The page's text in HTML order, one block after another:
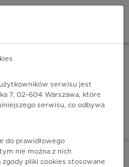
- lider
serwisu jest
7, 02-604 Warszawa, które
serwisu, co odbywa
do prawidłowego
nie można z nich
pliki cookies stosowane
INSTALUJ